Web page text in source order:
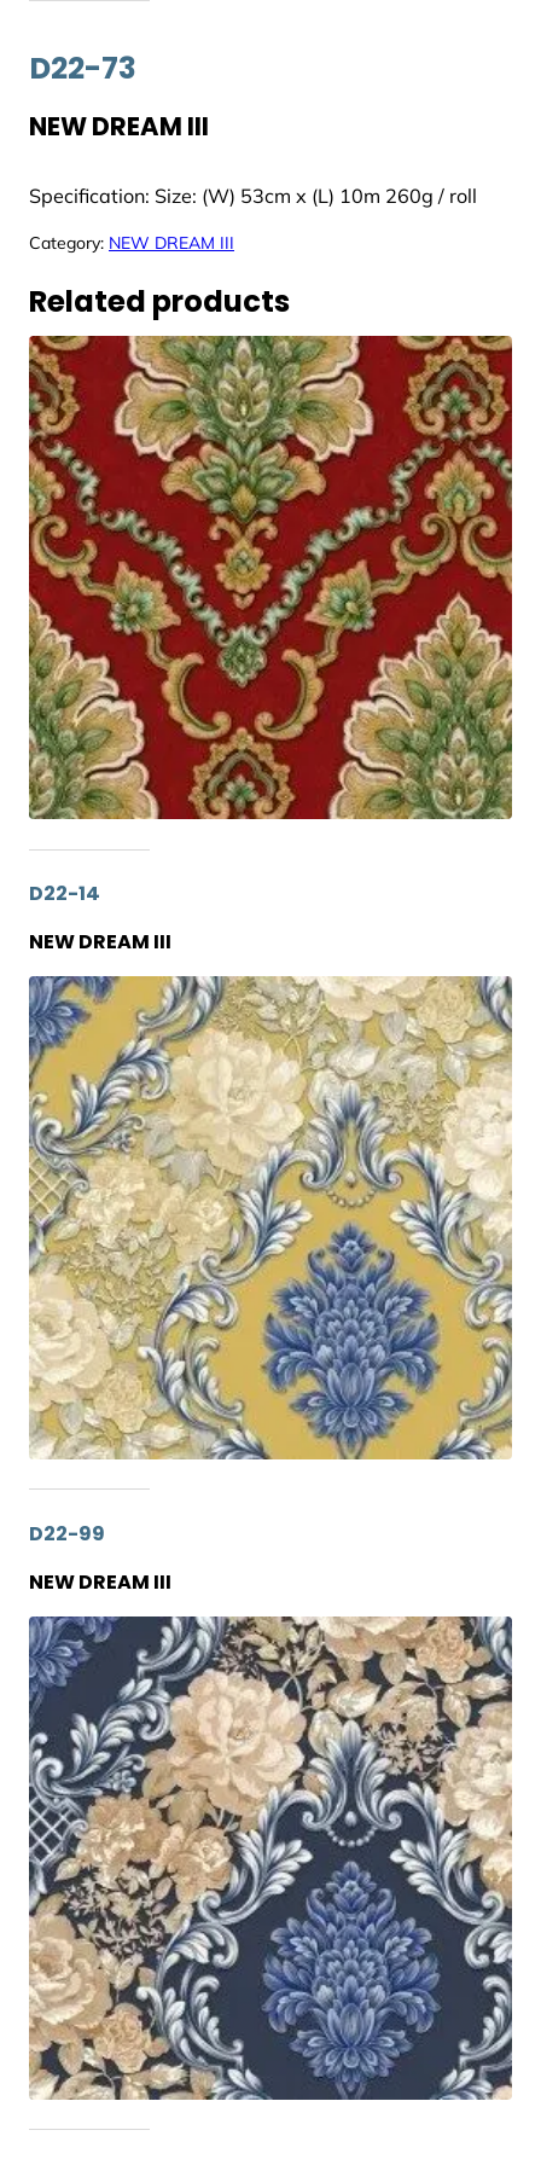
D22-73
NEW DREAM III
Specification: Size: (W) 53cm x (L) 10m 260g / roll
Category: NEW DREAM III
Related products
D22-14
NEW DREAM III
D22-99
NEW DREAM III